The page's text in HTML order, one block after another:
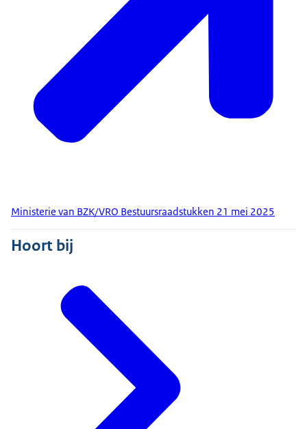
Ministerie van BZK/VRO Bestuursraadstukken 21 mei 2025
Hoort bij